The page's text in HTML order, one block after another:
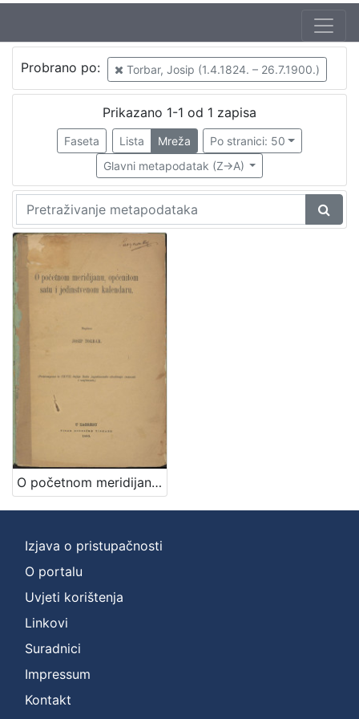
Probrano po: Torbar, Josip (1.4.1824. – 26.7.1900.)
Prikazano 1-1 od 1 zapisa
Faseta Lista Mreža
Po stranici: 50
Glavni metapodatak (Z->A)
O početnom meridijanu općenitom satu i jedinstvenom kalendaru / napisao Josip Torbar
Izjava o pristupačnosti
O portalu
Uvjeti korištenja
Linkovi
Suradnici
Impressum
Kontakt